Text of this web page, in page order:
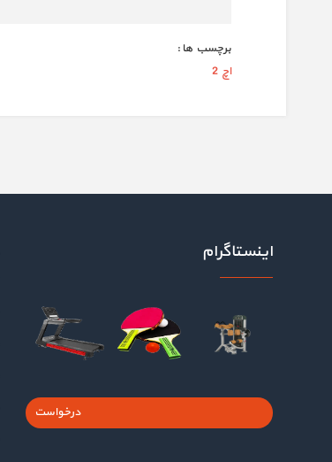
برچسب ها :
اچ 2
اینستاگرام
درخواست